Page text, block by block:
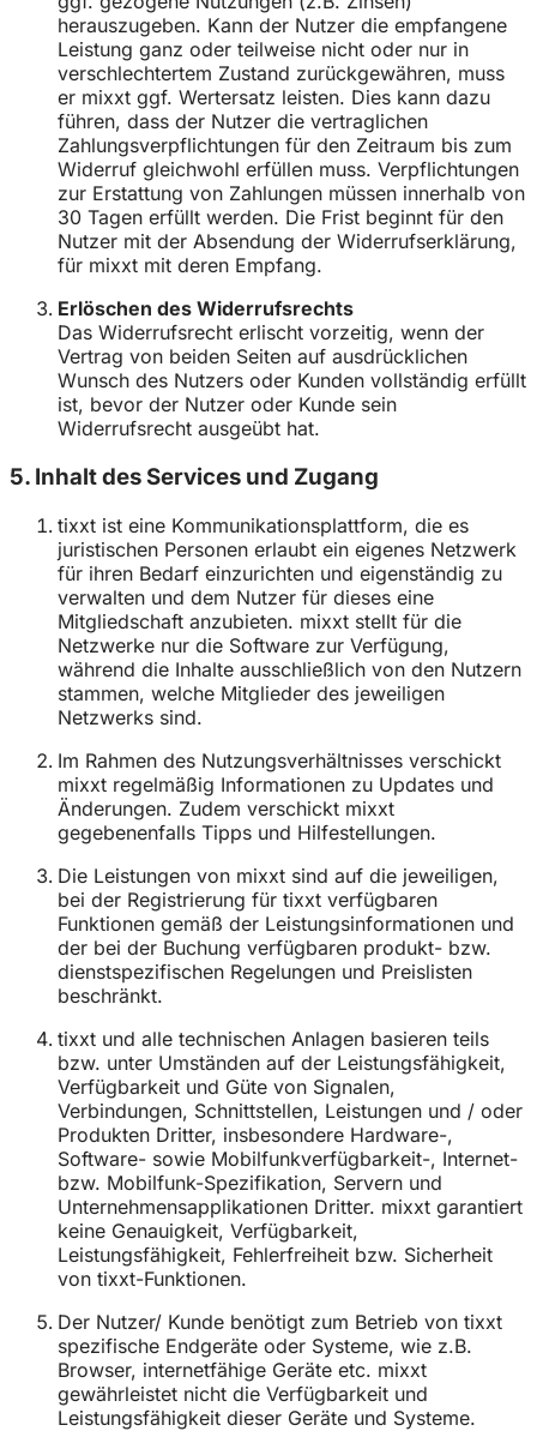
herauszugeben. Kann der Nutzer die empfangene
Leistung ganz oder teilweise nicht oder nur in
verschlechtertem Zustand zurückgewähren, muss
er mixxt ggf. Wertersatz leisten. Dies kann dazu
führen, dass der Nutzer die vertraglichen
Zahlungsverpflichtungen für den Zeitraum bis zum
Widerruf gleichwohl erfüllen muss. Verpflichtungen
zur Erstattung von Zahlungen müssen innerhalb von
30 Tagen erfüllt werden. Die Frist beginnt für den
Nutzer mit der Absendung der Widerrufserklärung,
für mixxt mit deren Empfang.
Erlöschen des Widerrufsrechts
Das Widerrufsrecht erlischt vorzeitig, wenn der
Vertrag von beiden Seiten auf ausdrücklichen
Wunsch des Nutzers oder Kunden vollständig erfüllt
ist, bevor der Nutzer oder Kunde sein
Widerrufsrecht ausgeübt hat.
5. Inhalt des Services und Zugang
tixxt ist eine Kommunikationsplattform, die es
juristischen Personen erlaubt ein eigenes Netzwerk
für ihren Bedarf einzurichten und eigenständig zu
verwalten und dem Nutzer für dieses eine
Mitgliedschaft anzubieten. mixxt stellt für die
Netzwerke nur die Software zur Verfügung,
während die Inhalte ausschließlich von den Nutzern
stammen, welche Mitglieder des jeweiligen
Netzwerks sind.
Im Rahmen des Nutzungsverhältnisses verschickt
mixxt regelmäßig Informationen zu Updates und
Änderungen. Zudem verschickt mixxt
gegebenenfalls Tipps und Hilfestellungen.
Die Leistungen von mixxt sind auf die jeweiligen,
bei der Registrierung für tixxt verfügbaren
Funktionen gemäß der Leistungsinformationen und
der bei der Buchung verfügbaren produkt- bzw.
dienstspezifischen Regelungen und Preislisten
beschränkt.
tixxt und alle technischen Anlagen basieren teils
bzw. unter Umständen auf der Leistungsfähigkeit,
Verfügbarkeit und Güte von Signalen,
Verbindungen, Schnittstellen, Leistungen und / oder
Produkten Dritter, insbesondere Hardware-,
Software- sowie Mobilfunkverfügbarkeit-, Internet-
bzw. Mobilfunk-Spezifikation, Servern und
Unternehmensapplikationen Dritter. mixxt garantiert
keine Genauigkeit, Verfügbarkeit,
Leistungsfähigkeit, Fehlerfreiheit bzw. Sicherheit
von tixxt-Funktionen.
Der Nutzer/ Kunde benötigt zum Betrieb von tixxt
spezifische Endgeräte oder Systeme, wie z.B.
Browser, internetfähige Geräte etc. mixxt
gewährleistet nicht die Verfügbarkeit und
Leistungsfähigkeit dieser Geräte und Systeme.